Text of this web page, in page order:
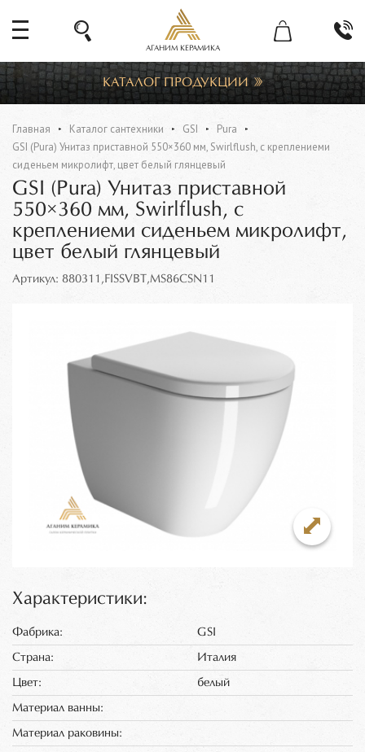
АГАНИМ КЕРАМИКА
КАТАЛОГ ПРОДУКЦИИ
Главная Каталог сантехники GSI
Pura
GSI (Pura) Унитаз приставной 550×360 мм, Swirlflush, с креплениеми
сиденьем микролифт, цвет белый глянцевый
GSI (Pura) Унитаз приставной
550×360 мм, Swirlflush, с
креплениеми сиденьем микролифт,
цвет белый глянцевый
Артикул: 880311,FISSVBT,MS86CSN11
Характеристики:
Фабрика: GSI
Страна: Италия
Цвет: белый
Материал ванны:
Материал раковины: